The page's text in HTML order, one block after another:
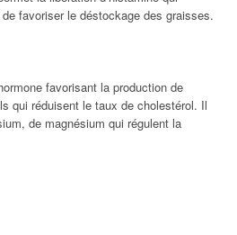
favoriser le déstockage des graisses.
favorisant la production de
qui réduisent le taux de cholestérol. Il
de magnésium qui régulent la